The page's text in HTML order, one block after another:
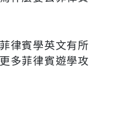
律賓學英文有所
多菲律賓遊學攻